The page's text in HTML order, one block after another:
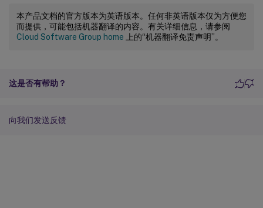
本产品文档的官方版本为英语版本。任何非英语版本仅为方便您
而提供，可能包括机器翻译的内容。有关详细信息，请参阅
Cloud Software Group home 上的“机器翻译免责声明”。
这是否有帮助？
向我们发送反馈